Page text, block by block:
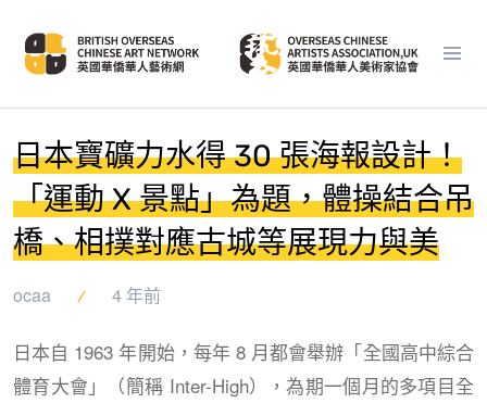
日本寶礦力水得 30 張海報設計！
「運動 X 景點」為題，體操結合吊
橋、相撲對應古城等展現力與美
ocaa 4 年前
日本自 1963 年開始，每年 8 月都會舉辦「全國高中綜合
體育大會」（簡稱 Inter-High），為期一個月的多項目全